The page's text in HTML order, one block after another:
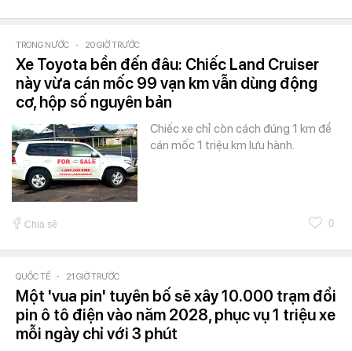
TRONG NƯỚC - 20 GIỜ TRƯỚC
Xe Toyota bền đến đâu: Chiếc Land Cruiser
này vừa cán mốc 99 vạn km vẫn dùng động
cơ, hộp số nguyên bản
Chiếc xe chỉ còn cách đúng 1 km để
cán mốc 1 triệu km lưu hành.
Chia sẻ 0
QUỐC TẾ - 21 GIỜ TRƯỚC
Một 'vua pin' tuyên bố sẽ xây 10.000 trạm đổi
pin ô tô điện vào năm 2028, phục vụ 1 triệu xe
mỗi ngày chỉ với 3 phút